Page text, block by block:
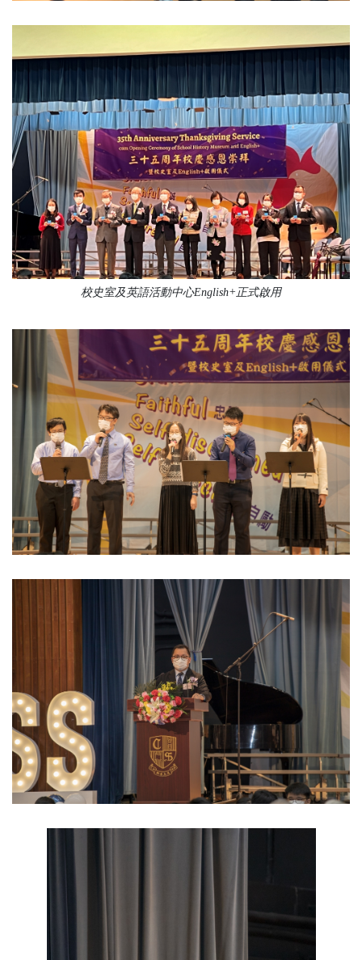
校史室及英語活動中心English+正式啟用